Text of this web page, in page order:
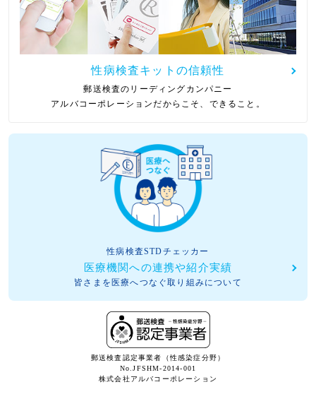
性病検査キットの信頼性
郵送検査のリーディングカンパニー
アルバコーポレーションだからこそ、できること。
性病検査STDチェッカー
医療機関への連携や紹介実績
皆さまを医療へつなぐ取り組みについて
郵送検査認定事業者（性感染症分野）
No.JFSHM-2014-001
株式会社アルバコーポレーション